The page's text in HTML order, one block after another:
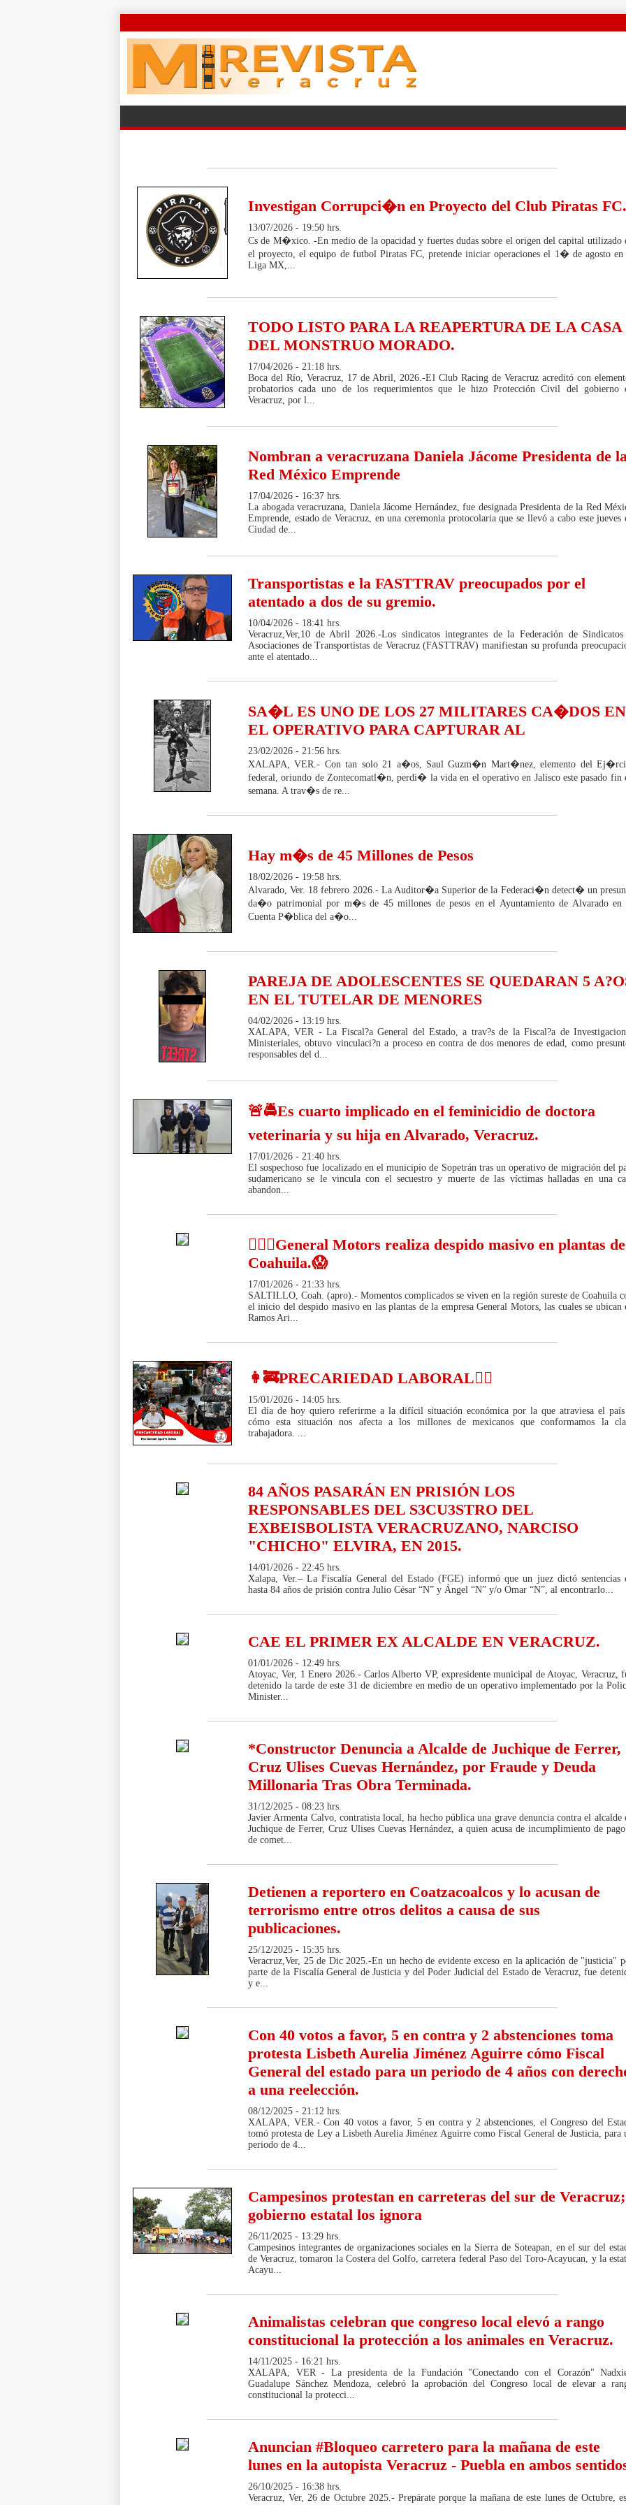
Investigan Corrupci�n en Proyecto del Club Piratas FC.
13/07/2026 - 19:50 hrs.
Cs de M�xico. -En medio de la opacidad y fuertes dudas sobre el origen del capital utilizado
el proyecto, el equipo de futbol Piratas FC, pretende iniciar operaciones el 1� de agosto en
Liga MX,...
TODO LISTO PARA LA REAPERTURA DE LA CASA
DEL MONSTRUO MORADO.
17/04/2026 - 21:18 hrs.
Boca del Río, Veracruz, 17 de Abril, 2026.-El Club Racing de Veracruz acreditó con
probatorios cada uno de los requerimientos que le hizo Protección Civil del gobierno
Veracruz, por l...
Nombran a veracruzana Daniela Jácome Presidenta de
Red México Emprende
17/04/2026 - 16:37 hrs.
La abogada veracruzana, Daniela Jácome Hernández, fue designada Presidenta de la Red
Emprende, estado de Veracruz, en una ceremonia protocolaria que se llevó a cabo este jueves
Ciudad de...
Transportistas e la FASTTRAV preocupados por el
atentado a dos de su gremio.
10/04/2026 - 18:41 hrs.
Veracruz,Ver,10 de Abril 2026.-Los sindicatos integrantes de la Federación de
Asociaciones de Transportistas de Veracruz (FASTTRAV) manifiestan su profunda
ante el atentado...
SA�L ES UNO DE LOS 27 MILITARES CA�DOS EN
EL OPERATIVO PARA CAPTURAR AL
23/02/2026 - 21:56 hrs.
XALAPA, VER.- Con tan solo 21 a�os, Saul Guzm�n Mart�nez, elemento del
federal, oriundo de Zontecomatl�n, perdi� la vida en el operativo en Jalisco este pasado fin
semana. A trav�s de re...
Hay m�s de 45 Millones de Pesos
18/02/2026 - 19:58 hrs.
Alvarado, Ver. 18 febrero 2026.- La Auditor�a Superior de la Federaci�n detect� un
da�o patrimonial por m�s de 45 millones de pesos en el Ayuntamiento de Alvarado en
Cuenta P�blica del a�o...
PAREJA DE ADOLESCENTES SE QUEDARAN 5
EN EL TUTELAR DE MENORES
04/02/2026 - 13:19 hrs.
XALAPA, VER - La Fiscal?a General del Estado, a trav?s de la Fiscal?a de
Ministeriales, obtuvo vinculaci?n a proceso en contra de dos menores de edad, como
responsables del d...
🚨🚔Es cuarto implicado en el feminicidio de doctora
veterinaria y su hija en Alvarado, Veracruz.
17/01/2026 - 21:40 hrs.
El sospechoso fue localizado en el municipio de Sopetrán tras un operativo de migración del
sudamericano se le vincula con el secuestro y muerte de las víctimas halladas en una
abandon...
🤦🏽‍♂️General Motors realiza despido masivo en plantas de
Coahuila.😱
17/01/2026 - 21:33 hrs.
SALTILLO, Coah. (apro).- Momentos complicados se viven en la región sureste de Coahuila
el inicio del despido masivo en las plantas de la empresa General Motors, las cuales se ubican
Ramos Ari...
👩‍🚒PRECARIEDAD LABORAL🧑‍✈️
15/01/2026 - 14:05 hrs.
El día de hoy quiero referirme a la difícil situación económica por la que atraviesa el
cómo esta situación nos afecta a los millones de mexicanos que conformamos la
trabajadora. ...
84 AÑOS PASARÁN EN PRISIÓN LOS
RESPONSABLES DEL S3CU3STRO DEL
EXBEISBOLISTA VERACRUZANO, NARCISO
"CHICHO" ELVIRA, EN 2015.
14/01/2026 - 22:45 hrs.
Xalapa, Ver.– La Fiscalía General del Estado (FGE) informó que un juez dictó sentencias
hasta 84 años de prisión contra Julio César “N” y Ángel “N” y/o Omar “N”, al encontrarlo...
CAE EL PRIMER EX ALCALDE EN VERACRUZ.
01/01/2026 - 12:49 hrs.
Atoyac, Ver, 1 Enero 2026.- Carlos Alberto VP, expresidente municipal de Atoyac, Veracruz,
detenido la tarde de este 31 de diciembre en medio de un operativo implementado por la
Minister...
*Constructor Denuncia a Alcalde de Juchique de Ferrer,
Cruz Ulises Cuevas Hernández, por Fraude y Deuda
Millonaria Tras Obra Terminada.
31/12/2025 - 08:23 hrs.
Javier Armenta Calvo, contratista local, ha hecho pública una grave denuncia contra el alcalde
Juchique de Ferrer, Cruz Ulises Cuevas Hernández, a quien acusa de incumplimiento de
de comet...
Detienen a reportero en Coatzacoalcos y lo acusan de
terrorismo entre otros delitos a causa de sus
publicaciones.
25/12/2025 - 15:35 hrs.
Veracruz,Ver, 25 de Dic 2025.-En un hecho de evidente exceso en la aplicación de "justicia"
parte de la Fiscalía General de Justicia y del Poder Judicial del Estado de Veracruz, fue
y e...
Con 40 votos a favor, 5 en contra y 2 abstenciones toma
protesta Lisbeth Aurelia Jiménez Aguirre cómo Fiscal
General del estado para un periodo de 4 años con
a una reelección.
08/12/2025 - 21:12 hrs.
XALAPA, VER.- Con 40 votos a favor, 5 en contra y 2 abstenciones, el Congreso del
tomó protesta de Ley a Lisbeth Aurelia Jiménez Aguirre como Fiscal General de Justicia, para
periodo de 4...
Campesinos protestan en carreteras del sur de Veracruz;
gobierno estatal los ignora
26/11/2025 - 13:29 hrs.
Campesinos integrantes de organizaciones sociales en la Sierra de Soteapan, en el sur del
de Veracruz, tomaron la Costera del Golfo, carretera federal Paso del Toro-Acayucan, y la
Acayu...
Animalistas celebran que congreso local elevó a rango
constitucional la protección a los animales en Veracruz.
14/11/2025 - 16:21 hrs.
XALAPA, VER - La presidenta de la Fundación "Conectando con el Corazón"
Guadalupe Sánchez Mendoza, celebró la aprobación del Congreso local de elevar a
constitucional la protecci...
Anuncian #Bloqueo carretero para la mañana de este
lunes en la autopista Veracruz - Puebla en ambos
26/10/2025 - 16:38 hrs.
Veracruz, Ver, 26 de Octubre 2025.- Prepárate porque la mañana de este lunes de Octubre,